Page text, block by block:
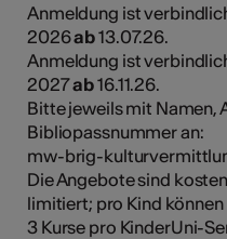
Anmeldung ist
2026ab13.07.26.
Anmeldung ist
2027ab16.11.26.
Bitte jeweils mit Namen,
Bibliopassnummer an:
mw-brig-
Die Angebote sind
limitiert; pro Kind können
3 Kurse pro KinderUni-